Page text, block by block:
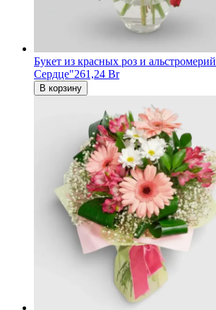
Букет из красных роз и
Сердце"261,24 Br
В корзину